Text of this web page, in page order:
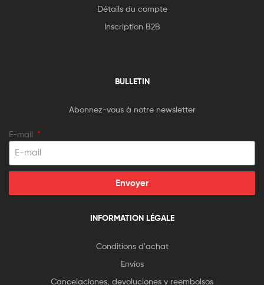
Détails du compte
Inscription B2B
BULLETIN
Abonnez-vous à notre newsletter
E-mail
Envoyer
INFORMATION LÉGALE
Conditions d'achat
Envíos
Cancelaciones, devoluciones y reembolsos